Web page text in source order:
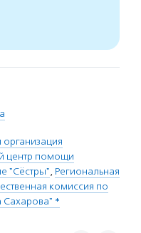
центр помощи
"Сёстры", Региональная
комиссия по
Сахарова" *